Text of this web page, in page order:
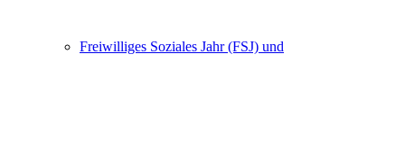
Freiwilliges Soziales Jahr (FSJ) und